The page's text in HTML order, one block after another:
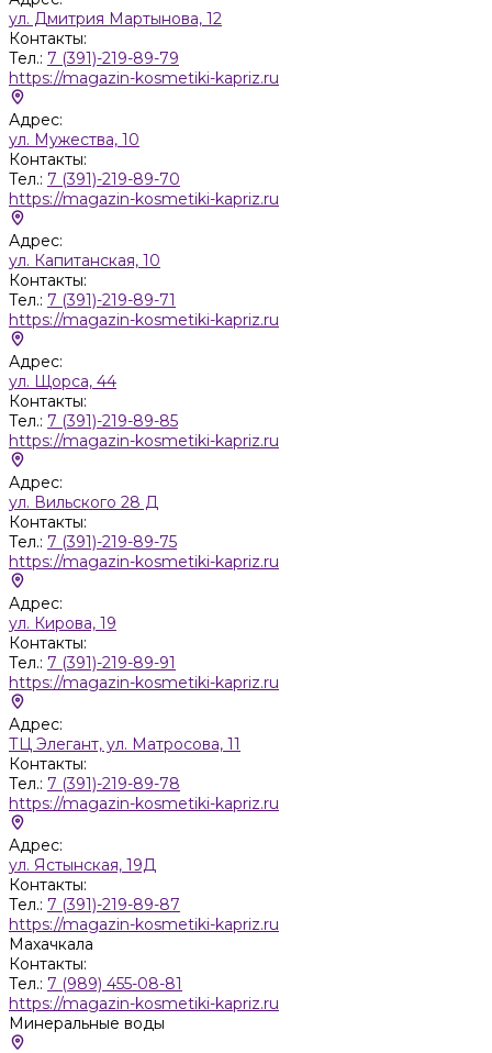
ул. Дмитрия Мартынова, 12
Контакты:
Тел.: 7 (391)-219-89-79
https://magazin-kosmetiki-kapriz.ru
Адрес:
ул. Мужества, 10
Контакты:
Тел.: 7 (391)-219-89-70
https://magazin-kosmetiki-kapriz.ru
Адрес:
ул. Капитанская, 10
Контакты:
Тел.: 7 (391)-219-89-71
https://magazin-kosmetiki-kapriz.ru
Адрес:
ул. Щорса, 44
Контакты:
Тел.: 7 (391)-219-89-85
https://magazin-kosmetiki-kapriz.ru
Адрес:
ул. Вильского 28 Д
Контакты:
Тел.: 7 (391)-219-89-75
https://magazin-kosmetiki-kapriz.ru
Адрес:
ул. Кирова, 19
Контакты:
Тел.: 7 (391)-219-89-91
https://magazin-kosmetiki-kapriz.ru
Адрес:
ТЦ Элегант, ул. Матросова, 11
Контакты:
Тел.: 7 (391)-219-89-78
https://magazin-kosmetiki-kapriz.ru
Адрес:
ул. Ястынская, 19Д
Контакты:
Тел.: 7 (391)-219-89-87
https://magazin-kosmetiki-kapriz.ru
Махачкала
Контакты:
Тел.: 7 (989) 455-08-81
https://magazin-kosmetiki-kapriz.ru
Минеральные воды